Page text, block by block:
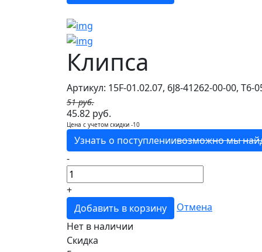
Клипса
Артикул: 15F-01.02.07, 6J8-41262-00-00, T6-
51 руб.
45.82 руб.
Цена с учетом скидки -10
Узнать о поступлениивозможно мы
-
+
Добавить в корзину
Отмена
Нет в наличии
Скидка